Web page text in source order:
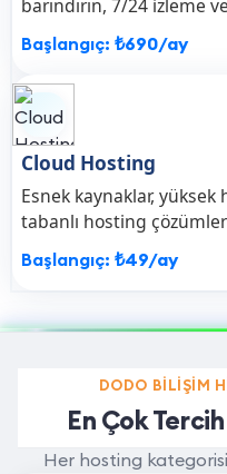
barındırın, 7/24 izleme
Başlangıç: ₺690/ay
Cloud Hosting
Esnek kaynaklar,
tabanlı hosting
Başlangıç: ₺49/ay
DODO BILIŞIM
En Çok
Her hosting